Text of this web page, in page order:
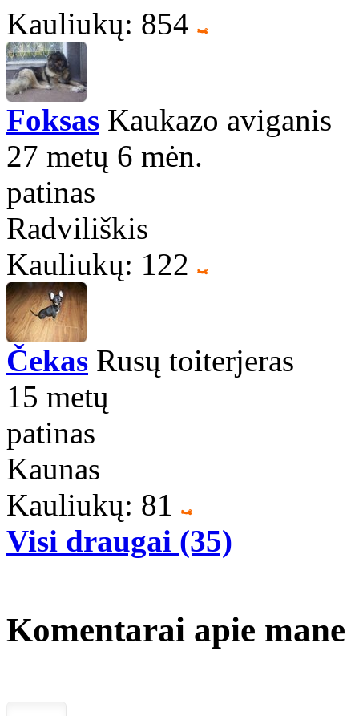
Kauliukų: 854
Foksas Kaukazo aviganis
27 metų 6 mėn.
patinas
Radviliškis
Kauliukų: 122
Čekas Rusų toiterjeras
15 metų
patinas
Kaunas
Kauliukų: 81
Visi draugai (35)
Komentarai apie mane